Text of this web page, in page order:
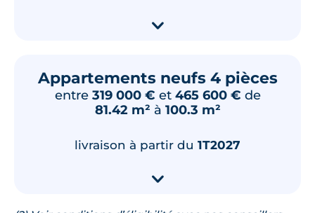
🗞
▾
Appartements neufs 4 pièces
entre 319 000 € et 465 600 € de
81.42 m² à 100.3 m²
livraison à partir du 1T2027
▾